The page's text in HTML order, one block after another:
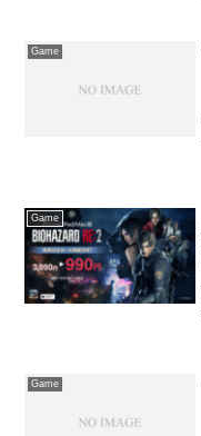
Game
Game
Game